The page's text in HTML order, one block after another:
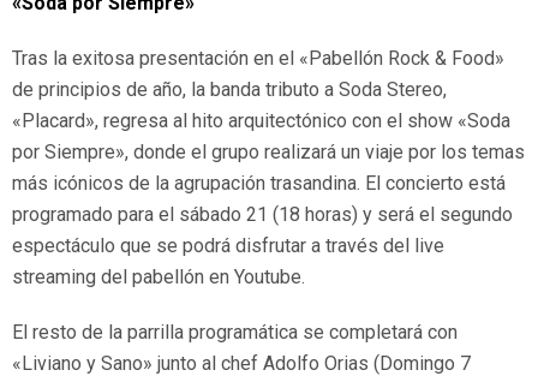
Tras la exitosa presentación en el «Pabellón Rock & Food»
de principios de año, la banda tributo a Soda Stereo,
«Placard», regresa al hito arquitectónico con el show «Soda
por Siempre», donde el grupo realizará un viaje por los temas
más icónicos de la agrupación trasandina. El concierto está
programado para el sábado 21 (18 horas) y será el segundo
espectáculo que se podrá disfrutar a través del live
streaming del pabellón en Youtube.
El resto de la parrilla programática se completará con
«Liviano y Sano» junto al chef Adolfo Orias (Domingo 7